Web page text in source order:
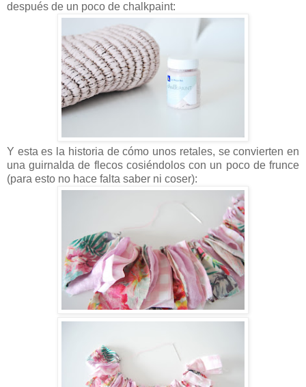
después de un poco de chalkpaint:
Y esta es la historia de cómo unos retales, se convierten en
una guirnalda de flecos cosiéndolos con un poco de frunce
(para esto no hace falta saber ni coser):